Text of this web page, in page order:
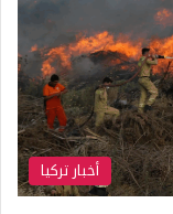
أخبار تركيا